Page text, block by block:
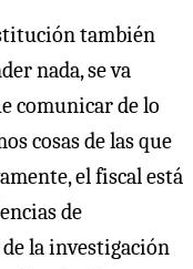
también
nada, se va
comunicar de lo
cosas de las que
el fiscal está
de
la investigación